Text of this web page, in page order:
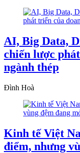
AI, Big Data,
chiến lược
ngành thép
Đình Hoà
Kinh tế Việt
điểm, nhưng